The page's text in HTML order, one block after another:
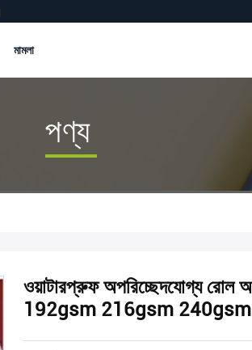
মামলা
পণ্য
ওয়াটারপ্রুফ অপরিচ্ছেদযোগ্য
192gsm 216gsm 240gsm